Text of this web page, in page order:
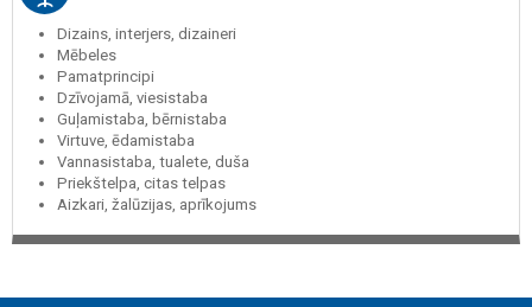
Dizains, interjers, dizaineri
Mēbeles
Pamatprincipi
Dzīvojamā, viesistaba
Guļamistaba, bērnistaba
Virtuve, ēdamistaba
Vannasistaba, tualete, duša
Priekštelpa, citas telpas
Aizkari, žalūzijas, aprīkojums